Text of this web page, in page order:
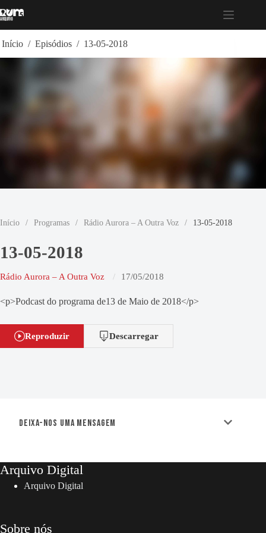
para
Início / Episódios / 13-05-2018
Início / Programas / Rádio Aurora – A Outra Voz / 13-05-2018
13-05-2018
Rádio Aurora – A Outra Voz 17/05/2018
<p>Podcast do programa de13 de Maio de 2018</p>
Reproduzir Descarregar
Deixa-nos uma mensagem
Arquivo Digital
Arquivo Digital
Sobre nós